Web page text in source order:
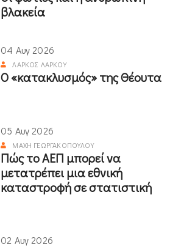
βλακεία
04 Αυγ 2026
ΛΆΡΚΟΣ ΛΆΡΚΟΥ
Ο «κατακλυσμός» της Θέουτα
05 Αυγ 2026
ΜΆΧΗ ΓΕΩΡΓΑΚΟΠΟΎΛΟΥ
Πώς το ΑΕΠ μπορεί να
μετατρέπει μια εθνική
καταστροφή σε στατιστική
02 Αυγ 2026